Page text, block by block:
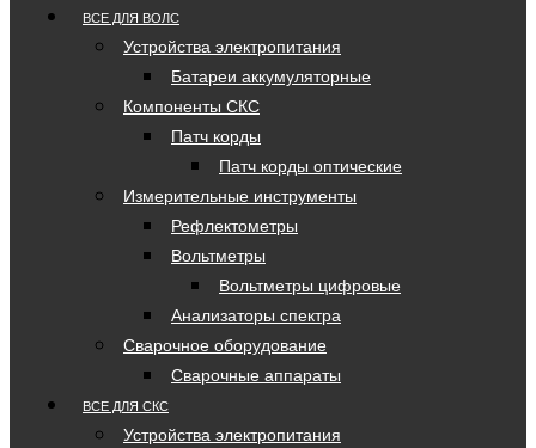
ВСЕ ДЛЯ ВОЛС
Устройства электропитания
Батареи аккумуляторные
Компоненты СКС
Патч корды
Патч корды оптические
Измерительные инструменты
Рефлектометры
Вольтметры
Вольтметры цифровые
Анализаторы спектра
Сварочное оборудование
Сварочные аппараты
ВСЕ ДЛЯ СКС
Устройства электропитания